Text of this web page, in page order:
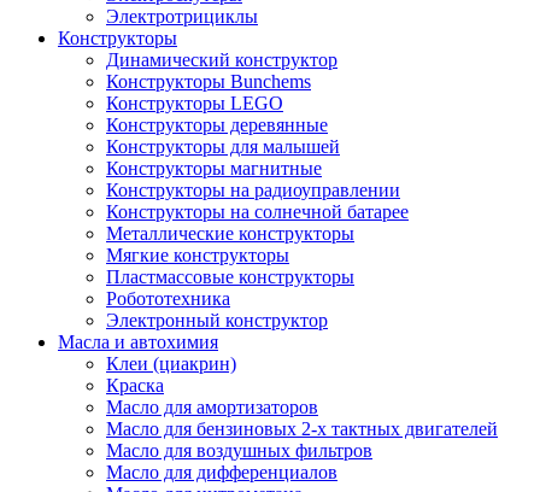
Электротрициклы
Конструкторы
Динамический конструктор
Конструкторы Bunchems
Конструкторы LEGO
Конструкторы деревянные
Конструкторы для малышей
Конструкторы магнитные
Конструкторы на радиоуправлении
Конструкторы на солнечной батарее
Металлические конструкторы
Мягкие конструкторы
Пластмассовые конструкторы
Робототехника
Электронный конструктор
Масла и автохимия
Клеи (циакрин)
Краска
Масло для амортизаторов
Масло для бензиновых 2-х тактных двигателей
Масло для воздушных фильтров
Масло для дифференциалов